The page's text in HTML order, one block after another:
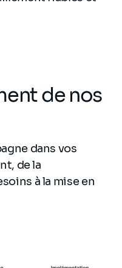
de nos
dans vos
de la
à la mise en